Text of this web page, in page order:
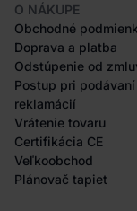
O NÁKUPE
Obchodné
Doprava a platba
Odstúpenie od
Postup pri podávaní
reklamácií
Vrátenie tovaru
Certifikácia CE
Veľkoobchod
Plánovač tapiet